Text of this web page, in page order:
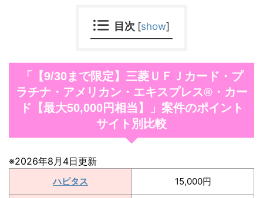
目次 [show]
「【9/30まで限定】三菱ＵＦＪカード・プ
ラチナ・アメリカン・エキスプレス®・カー
ド【最大50,000円相当】」案件のポイント
サイト別比較
※2026年8月4日更新
ハピタス 15,000円